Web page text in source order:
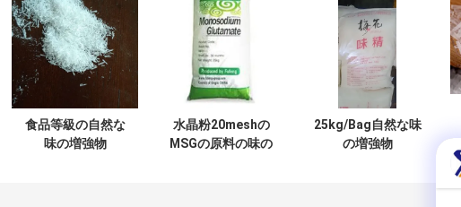
食品等級の自然な
味の増強物
水晶粉20meshの
MSGの原料の味の
25kg/Bag自然な味
の増強物